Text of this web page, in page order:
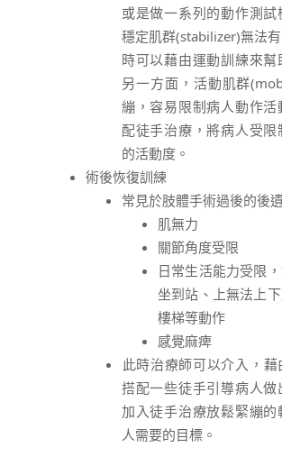
或是做一系列的動作測
穩定肌群(stabilizer)無法
時可以藉由運動訓練來幫
另一方面，活動肌群
繃，容易限制病人動作
配徒手治療，將病人受
的活動度。
​​​​​​​術後恢復訓練
常見於肢體手術過後的後
​​​​​​​肌無力
關節角度受限
日常生活能力受限
坐到站、上無法上
樓梯等動作
感覺麻痺
此時治療師可以介入，藉
搭配一些徒手引導病人
加入徒手治療放鬆緊繃
人需要的目標。